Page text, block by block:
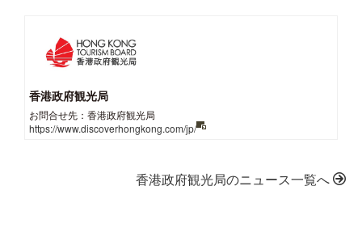
香港政府観光局
お問合せ先：香港政府観光局
https://www.discoverhongkong.com/jp/
香港政府観光局のニュース一覧へ